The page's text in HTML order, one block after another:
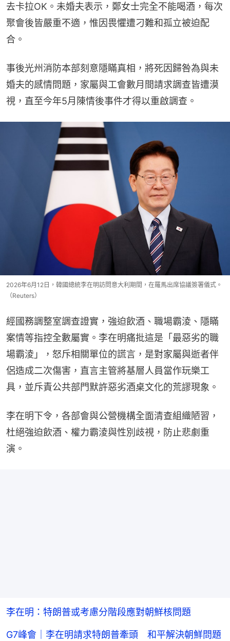
去卡拉OK。未婚夫表示，鄭女士完全不能喝酒，每次
聚會後皆嚴重不適，惟因畏懼遭刁難和孤立被迫配
合。
事後光州消防本部刻意隱瞞真相，將死因歸咎為與未
婚夫的感情問題，家屬與工會數月間請求調查皆遭漠
視，直至今年5月陳情後事件才得以重啟調查。
2026年6月12日，韓國總統李在明訪問意大利期間，在羅馬出席協議簽署儀式。
（Reuters）
經國務調整室調查證實，強迫飲酒、職場霸淩、隱瞞
案情等指控全數屬實。李在明痛批這是「最惡劣的職
場霸淩」，怒斥相關單位的謊言，是對家屬與逝者伴
侶造成二次傷害，直言主管將基層人員當作玩樂工
具，並斥責公共部門默許惡劣酒桌文化的荒謬現象。
李在明下令，各部會與公營機構全面清查組織陋習，
杜絕強迫飲酒、權力霸淩與性別歧視，防止悲劇重
演。
李在明：特朗普或考慮分階段應對朝鮮核問題
G7峰會｜李在明請求特朗普牽頭 和平解決朝鮮問題